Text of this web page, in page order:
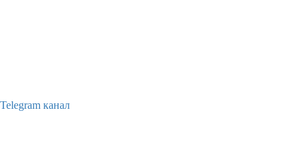
Telegram канал